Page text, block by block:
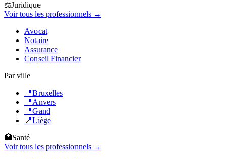
⚖️Juridique
Voir tous les professionnels →
Avocat
Notaire
Assurance
Conseil Financier
Par ville
📍Bruxelles
📍Anvers
📍Gand
📍Liège
🏥Santé
Voir tous les professionnels →